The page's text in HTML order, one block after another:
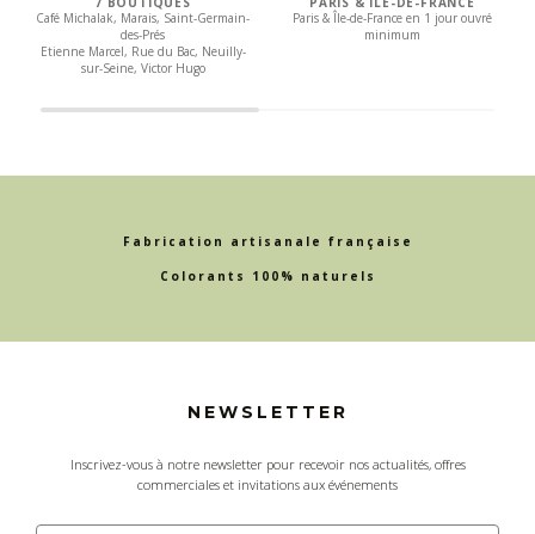
Café Michalak, Marais, Saint-Germain-
des-Prés
Etienne Marcel, Rue du Bac, Neuilly-
sur-Seine, Victor Hugo
Paris & Île-de-France en 1 jour ouvré
minimum
Fabrication artisanale française
Colorants 100% naturels
NEWSLETTER
Inscrivez-vous à notre newsletter pour recevoir nos actualités, offres
commerciales et invitations aux événements